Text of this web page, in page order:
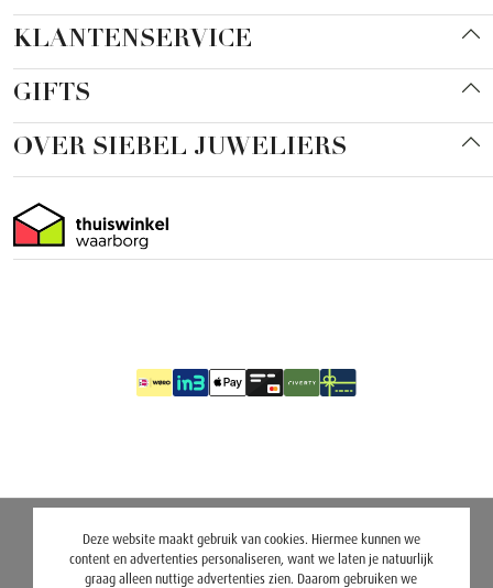
KLANTENSERVICE
GIFTS
OVER SIEBEL JUWELIERS
Deze website maakt gebruik van cookies. Hiermee kunnen we
content en advertenties personaliseren, want we laten je natuurlijk
graag alleen nuttige advertenties zien. Daarom gebruiken we